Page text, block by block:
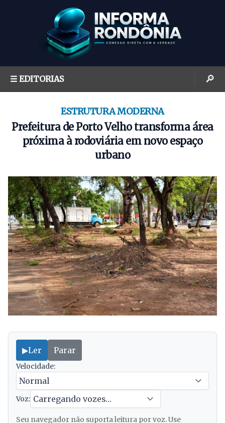
☰ EDITORIAS 🔎
ESTRUTURA MODERNA
Prefeitura de Porto Velho transforma área
próxima à rodoviária em novo espaço
urbano
▶Ler Parar
Velocidade:
Voz:
Seu navegador não suporta leitura por voz. Use